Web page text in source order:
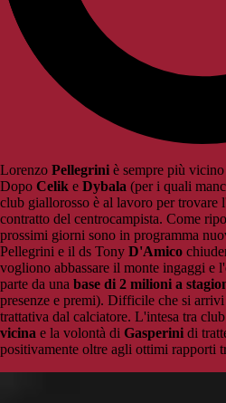
Lorenzo Pellegrini è sempre più
Dopo Celik e Dybala (per i quali
club giallorosso è al lavoro per trovare
contratto del centrocampista. Come
prossimi giorni sono in programma
Pellegrini e il ds Tony D'Amico
vogliono abbassare il monte ingaggi e
parte da una base di 2 milioni a
presenze e premi). Difficile che si
trattativa dal calciatore. L'intesa tra
vicina e la volontà di Gasperini di
positivamente oltre agli ottimi rapporti